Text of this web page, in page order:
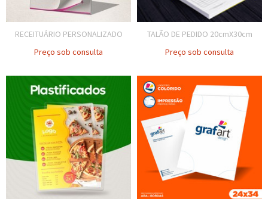
RECEITUÁRIO PERSONALIZADO
Preço sob consulta
TALÃO DE PEDIDO 20cmX30cm
Preço sob consulta